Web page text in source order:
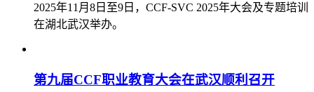
2025年11月8日至9日，CCF-SVC 2025年大会及专题培训
在湖北武汉举办。
第九届CCF职业教育大会在武汉顺利召开